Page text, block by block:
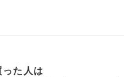
った人は